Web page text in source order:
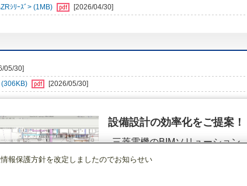
ｼﾘｰｽﾞ> (1MB) [2026/04/30]
05/30]
(306KB)
[2026/05/30]
事務所用パッケージエアコン(Mr.SLIM)
[本体]スリムZRぐるっとスマート
設備設計の効率化をご提案！
三菱電機のBIMソリューション
（空調.換気.照明）
報保護方針を改定しましたのでお知らせい